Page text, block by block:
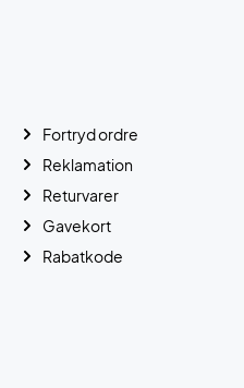
Fortryd ordre
Reklamation
Returvarer
Gavekort
Rabatkode